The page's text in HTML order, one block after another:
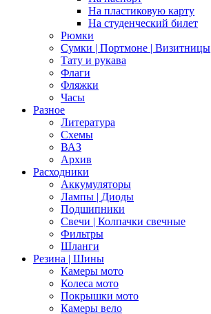
На пластиковую карту
На студенческий билет
Рюмки
Сумки | Портмоне | Визитницы
Тату и рукава
Флаги
Фляжки
Часы
Разное
Литература
Схемы
ВАЗ
Архив
Расходники
Аккумуляторы
Лампы | Диоды
Подшипники
Свечи | Колпачки свечные
Фильтры
Шланги
Резина | Шины
Камеры мото
Колеса мото
Покрышки мото
Камеры вело